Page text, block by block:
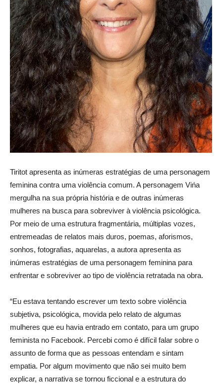
Tiritot apresenta as inúmeras estratégias de uma personagem
feminina contra uma violência comum. A personagem Vińa
mergulha na sua própria história e de outras inúmeras
mulheres na busca para sobreviver à violência psicológica.
Por meio de uma estrutura fragmentária, múltiplas vozes,
entremeadas de relatos mais duros, poemas, aforismos,
sonhos, fotografias, aquarelas, a autora apresenta as
inúmeras estratégias de uma personagem feminina para
enfrentar e sobreviver ao tipo de violência retratada na obra.
“Eu estava tentando escrever um texto sobre violência
subjetiva, psicológica, movida pelo relato de algumas
mulheres que eu havia entrado em contato, para um grupo
feminista no Facebook. Percebi como é difícil falar sobre o
assunto de forma que as pessoas entendam e sintam
empatia. Por algum movimento que não sei muito bem
explicar, a narrativa se tornou ficcional e a estrutura do